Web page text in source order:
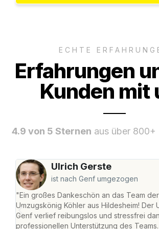
ECHTE
Erfahrungen
Kunden mit
4.9 von 5 Sternen aus über 800+
Ulrich Gerste
ist nach Genf umgezogen
"Ein großes Dankeschön an das Team der
Umzugskönig Köhler aus Hildesheim! Der
Genf verlief reibungslos und stressfrei
professionellen Unterstützung des